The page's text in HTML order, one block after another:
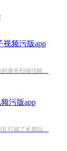
的激光扫描功能…
SR 打破了长期以…